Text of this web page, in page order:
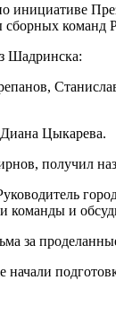
команд
Шадринска:
Цыкарева.
получил
и
за